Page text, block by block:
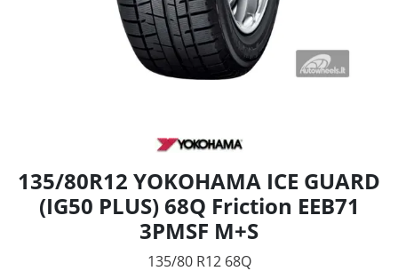
135/80R12 YOKOHAMA ICE GUARD
(IG50 PLUS) 68Q Friction EEB71
3PMSF M+S
135/80 R12 68Q